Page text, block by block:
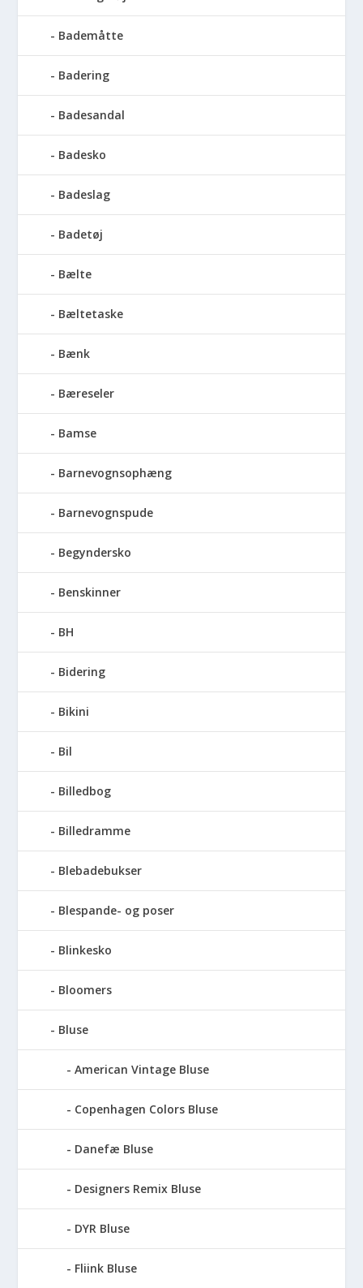
Bademåtte
Badering
Badesandal
Badesko
Badeslag
Badetøj
Bælte
Bæltetaske
Bænk
Bæreseler
Bamse
Barnevognsophæng
Barnevognspude
Begyndersko
Benskinner
BH
Bidering
Bikini
Bil
Billedbog
Billedramme
Blebadebukser
Blespande- og poser
Blinkesko
Bloomers
Bluse
American Vintage Bluse
Copenhagen Colors Bluse
Danefæ Bluse
Designers Remix Bluse
DYR Bluse
Fliink Bluse